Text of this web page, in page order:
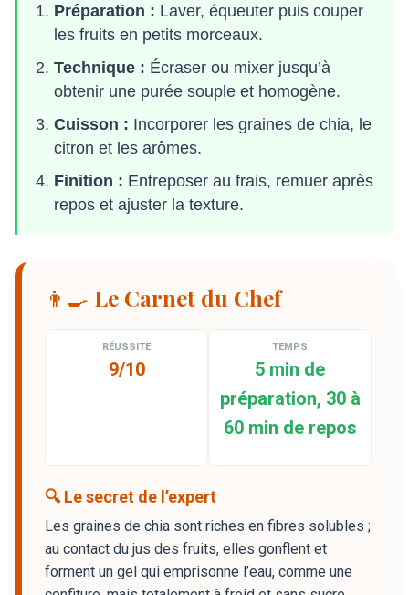
Préparation : Laver, équeuter puis couper
les fruits en petits morceaux.
Technique : Écraser ou mixer jusqu’à
obtenir une purée souple et homogène.
Cuisson : Incorporer les graines de chia, le
citron et les arômes.
Finition : Entreposer au frais, remuer après
repos et ajuster la texture.
👨‍🍳 Le Carnet du Chef
RÉUSSITE
9/10
TEMPS
5 min de
préparation, 30 à
60 min de repos
🔍 Le secret de l’expert
Les graines de chia sont riches en fibres solubles ;
au contact du jus des fruits, elles gonflent et
forment un gel qui emprisonne l’eau, comme une